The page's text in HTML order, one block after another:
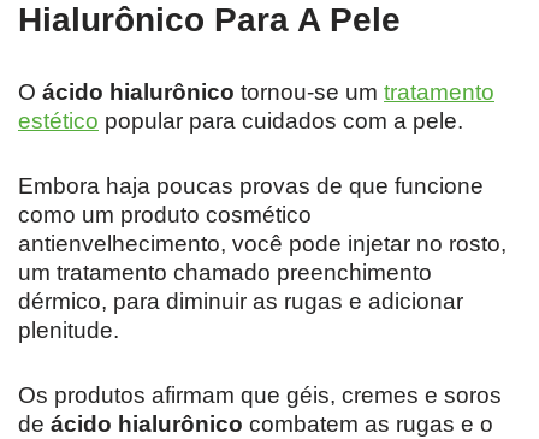
Hialurônico Para A Pele
O ácido hialurônico tornou-se um tratamento
estético popular para cuidados com a pele.
Embora haja poucas provas de que funcione
como um produto cosmético
antienvelhecimento, você pode injetar no rosto,
um tratamento chamado preenchimento
dérmico, para diminuir as rugas e adicionar
plenitude.
Os produtos afirmam que géis, cremes e soros
de ácido hialurônico combatem as rugas e o